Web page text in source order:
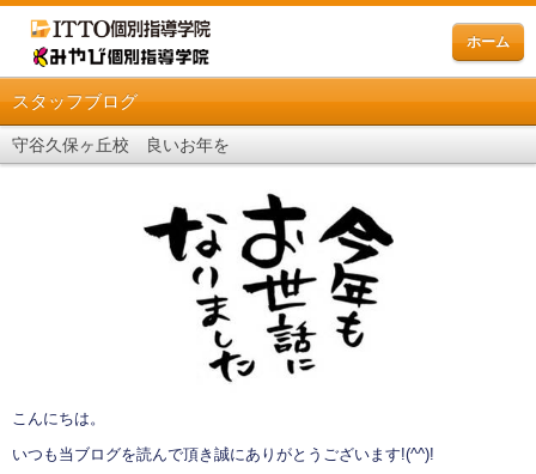
ホーム
スタッフブログ
守谷久保ヶ丘校 良いお年を
こんにちは。
いつも当ブログを読んで頂き誠にありがとうございます!(^^)!